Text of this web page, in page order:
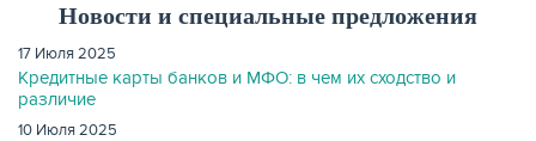
Новости и специальные предложения
17 Июля 2025
Кредитные карты банков и МФО: в чем их сходство и
различие
10 Июля 2025